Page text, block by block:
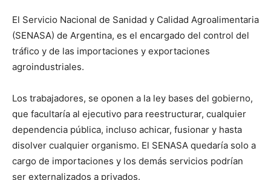
El Servicio Nacional de Sanidad y Calidad Agroalimentaria
(SENASA) de Argentina, es el encargado del control del
tráfico y de las importaciones y exportaciones
agroindustriales.
Los trabajadores, se oponen a la ley bases del gobierno,
que facultaría al ejecutivo para reestructurar, cualquier
dependencia pública, incluso achicar, fusionar y hasta
disolver cualquier organismo. El SENASA quedaría solo a
cargo de importaciones y los demás servicios podrían
ser externalizados a privados.